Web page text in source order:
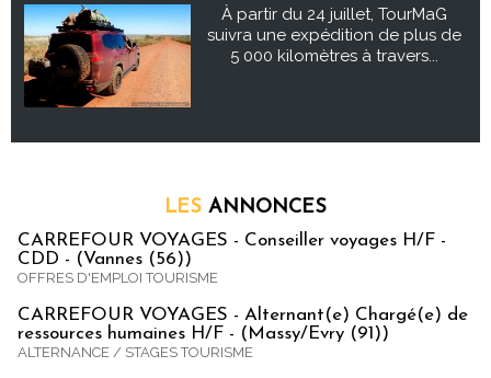
À partir du 24 juillet, TourMaG
suivra une expédition de plus de
5 000 kilomètres à travers...
LES ANNONCES
CARREFOUR VOYAGES - Conseiller voyages H/F -
CDD - (Vannes (56))
OFFRES D'EMPLOI TOURISME
CARREFOUR VOYAGES - Alternant(e) Chargé(e) de
ressources humaines H/F - (Massy/Evry (91))
ALTERNANCE / STAGES TOURISME